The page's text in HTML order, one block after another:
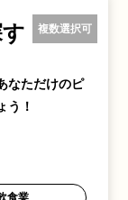
なただけのピ
う！
複数選択可
食業